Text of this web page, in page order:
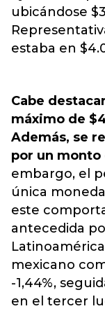
ubicándose
estaba en
Cabe
máximo de
Además, se
por un monto
embargo, el
única
este
antecedida
mexicano
-1,44%,
en el tercer